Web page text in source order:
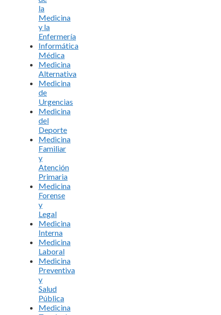
la
Medicina
y la
Enfermería
Informática
Médica
Medicina
Alternativa
Medicina
de
Urgencias
Medicina
del
Deporte
Medicina
Familiar
y
Atención
Primaria
Medicina
Forense
y
Legal
Medicina
Interna
Medicina
Laboral
Medicina
Preventiva
y
Salud
Pública
Medicina